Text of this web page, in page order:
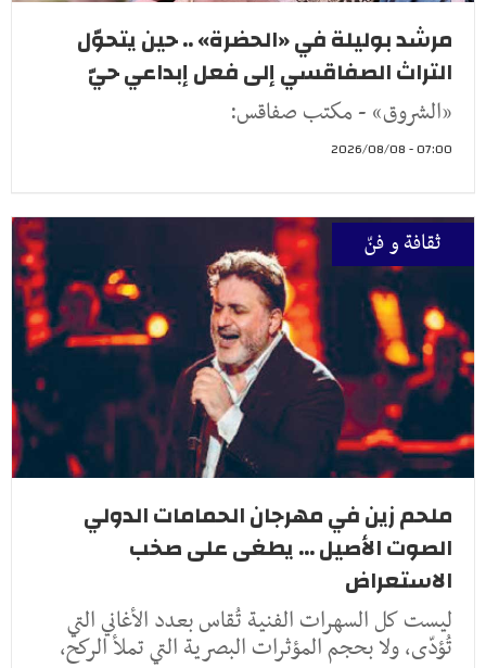
مرشد بوليلة في «الحضرة» .. حين يتحوّل
التراث الصفاقسي إلى فعل إبداعي حيّ
«الشروق» - مكتب صفاقس:
07:00 - 2026/08/08
ثقافة و فنّ
ملحم زين في مهرجان الحمامات الدولي
الصوت الأصيل ... يطغى على صخب
الاستعراض
ليست كل السهرات الفنية تُقاس بعدد الأغاني التي
تُؤدّى، ولا بحجم المؤثرات البصرية التي تملأ الركح،